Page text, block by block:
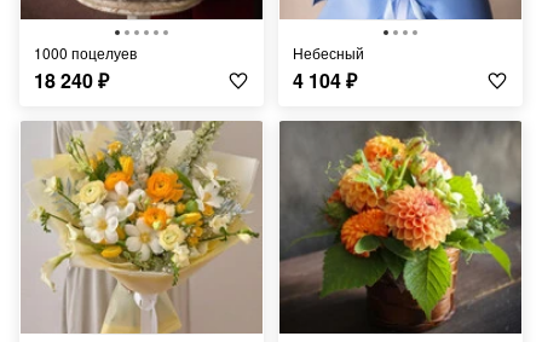
1000 поцелуев
18 240₽
Небесный
4 104₽